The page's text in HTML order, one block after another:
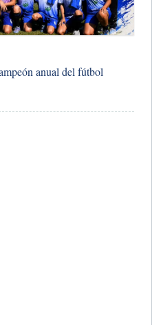
anual del fútbol